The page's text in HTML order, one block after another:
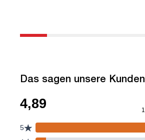
Das sagen unsere Kunden